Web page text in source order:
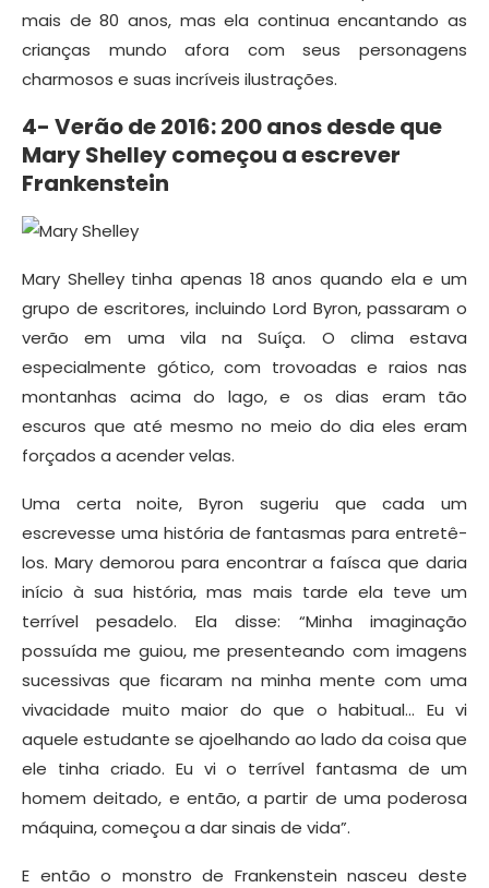
mais de 80 anos, mas ela continua encantando as
crianças mundo afora com seus personagens
charmosos e suas incríveis ilustrações.
4- Verão de 2016: 200 anos desde que
Mary Shelley começou a escrever
Frankenstein
Mary Shelley tinha apenas 18 anos quando ela e um
grupo de escritores, incluindo Lord Byron, passaram o
verão em uma vila na Suíça. O clima estava
especialmente gótico, com trovoadas e raios nas
montanhas acima do lago, e os dias eram tão
escuros que até mesmo no meio do dia eles eram
forçados a acender velas.
Uma certa noite, Byron sugeriu que cada um
escrevesse uma história de fantasmas para entretê-
los. Mary demorou para encontrar a faísca que daria
início à sua história, mas mais tarde ela teve um
terrível pesadelo. Ela disse: “Minha imaginação
possuída me guiou, me presenteando com imagens
sucessivas que ficaram na minha mente com uma
vivacidade muito maior do que o habitual… Eu vi
aquele estudante se ajoelhando ao lado da coisa que
ele tinha criado. Eu vi o terrível fantasma de um
homem deitado, e então, a partir de uma poderosa
máquina, começou a dar sinais de vida”.
E então o monstro de Frankenstein nasceu deste